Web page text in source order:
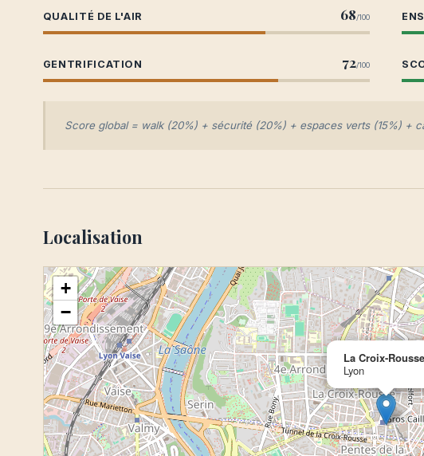
QUALITÉ DE L'AIR 68/100
GENTRIFICATION 72/100
Score global = walk (20%) + sécurité (20%) + espaces verts (15%) +
Localisation
La Croix-Rousse
Lyon
+
−